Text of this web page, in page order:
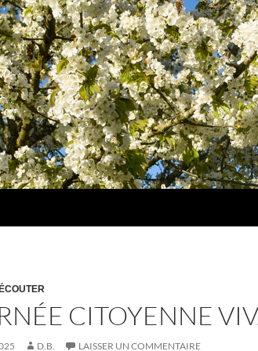
CITOYENNE
D.B. LAISSER UN COMMENTAIRE